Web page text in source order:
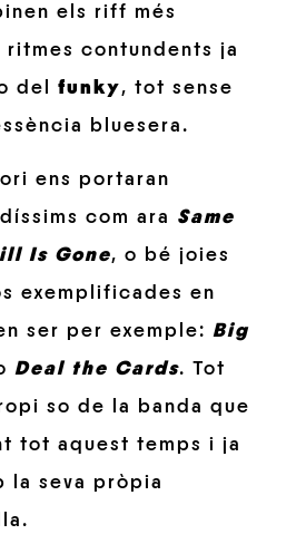
els riff més
ritmes contundents ja
del funky, tot sense
bluesera.
ens portaran
com ara Same
Is Gone, o bé joies
exemplificades en
ser per exemple: Big
Deal the Cards. Tot
so de la banda que
tot aquest temps i ja
la seva pròpia